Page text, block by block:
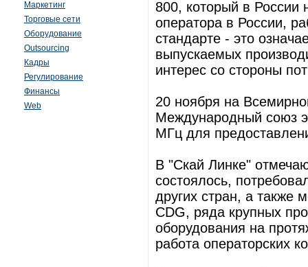
Маркетинг
Торговые сети
Оборудование
Outsourcing
Кадры
Регулирование
Финансы
Web
800, который в России
оператора в России,
стандарте - это
выпускаемых
интерес со стороны
20 ноября на
Международный союз
МГц для
В "Скай Линке"
состоялось,
других стран, а также
CDG, ряда крупных
оборудования на
работа операторских